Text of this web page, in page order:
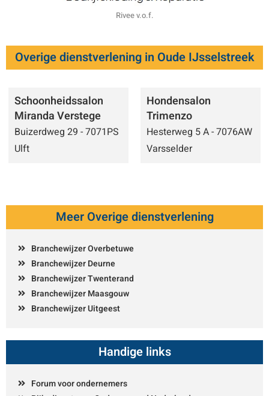
Rivee v.o.f.
Overige dienstverlening in Oude IJsselstreek
Schoonheidssalon
Miranda Verstege
Buizerdweg 29 - 7071PS
Ulft
Hondensalon
Trimenzo
Hesterweg 5 A - 7076AW
Varsselder
Meer Overige dienstverlening
Branchewijzer Overbetuwe
Branchewijzer Deurne
Branchewijzer Twenterand
Branchewijzer Maasgouw
Branchewijzer Uitgeest
Handige links
Forum voor ondernemers